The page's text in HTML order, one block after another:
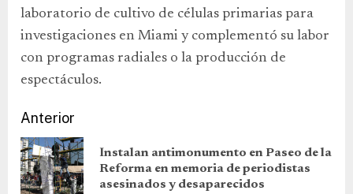
laboratorio de cultivo de células primarias para
investigaciones en Miami y complementó su labor
con programas radiales o la producción de
espectáculos.
Anterior
Instalan antimonumento en Paseo de la
Reforma en memoria de periodistas
asesinados y desaparecidos